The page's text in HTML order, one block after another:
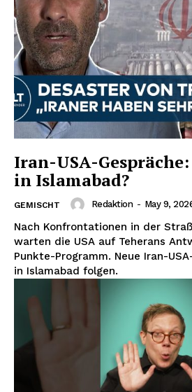
Iran-USA-
in Islamabad?
GEMISCHT Redaktion - May 9,
Nach Konfrontationen in der
warten die USA auf Teherans
Punkte-Programm. Neue Iran-
in Islamabad folgen.